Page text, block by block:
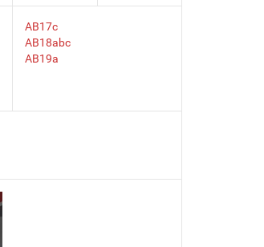
AB17c
AB18abc
AB19a